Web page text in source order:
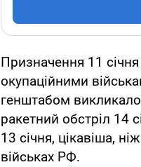
Призначення 11
окупаційними
генштабом
ракетний обстріл 14
13 січня, цікавіша,
військах РФ.